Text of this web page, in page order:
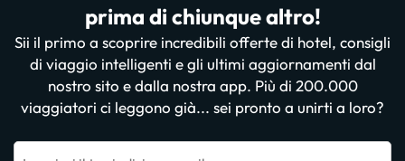
prima di chiunque altro!
Sii il primo a scoprire incredibili offerte di hotel, consigli
di viaggio intelligenti e gli ultimi aggiornamenti dal
nostro sito e dalla nostra app. Più di 200.000
viaggiatori ci leggono già... sei pronto a unirti a loro?